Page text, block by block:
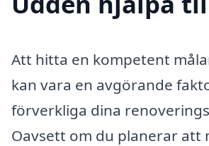
Att hitta en kompetent
kan vara en avgörande
förverkliga dina
Oavsett om du planerar att